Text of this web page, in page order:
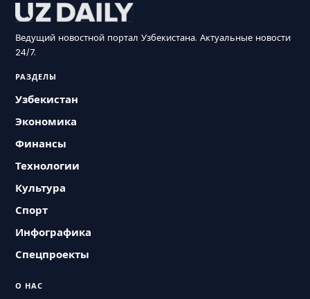
Ведущий новостной портал Узбекистана. Актуальные новости
24/7.
РАЗДЕЛЫ
Узбекистан
Экономика
Финансы
Технологии
Культура
Спорт
Инфографика
Спецпроекты
О НАС